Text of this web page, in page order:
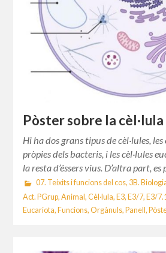
Pòster sobre la cèl·lula
Hi ha dos grans tipus de cèl·lules,
pròpies dels bacteris, i les cèl·lules
la resta d’éssers vius. D’altra part,
07. Teixits i funcions del cos, 3B.
Act. PGrup,Animal,Cèl·lula, E3, E3/7, E3/
Eucariota, Funcions,Orgànuls, Panell,